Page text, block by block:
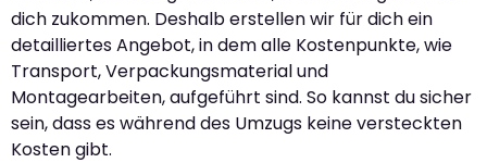
dich zukommen. Deshalb erstellen wir für dich ein
detailliertes Angebot, in dem alle Kostenpunkte, wie
Transport, Verpackungsmaterial und
Montagearbeiten, aufgeführt sind. So kannst du sicher
sein, dass es während des Umzugs keine versteckten
Kosten gibt.